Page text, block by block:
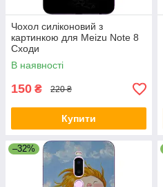
Чохол силіконовий з
картинкою для Meizu Note 8
Сходи
В наявності
150 ₴ 220 ₴
Купити
–32%